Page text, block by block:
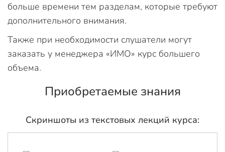
больше времени тем разделам, которые требуют
дополнительного внимания.
Также при необходимости слушатели могут
заказать у менеджера «ИМО» курс большего
объема.
Приобретаемые знания
Скриншоты из текстовых лекций курса: